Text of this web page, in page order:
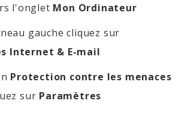
l'onglet Mon Ordinateur
gauche cliquez sur
Internet & E-mail
Protection contre les menaces
sur Paramètres